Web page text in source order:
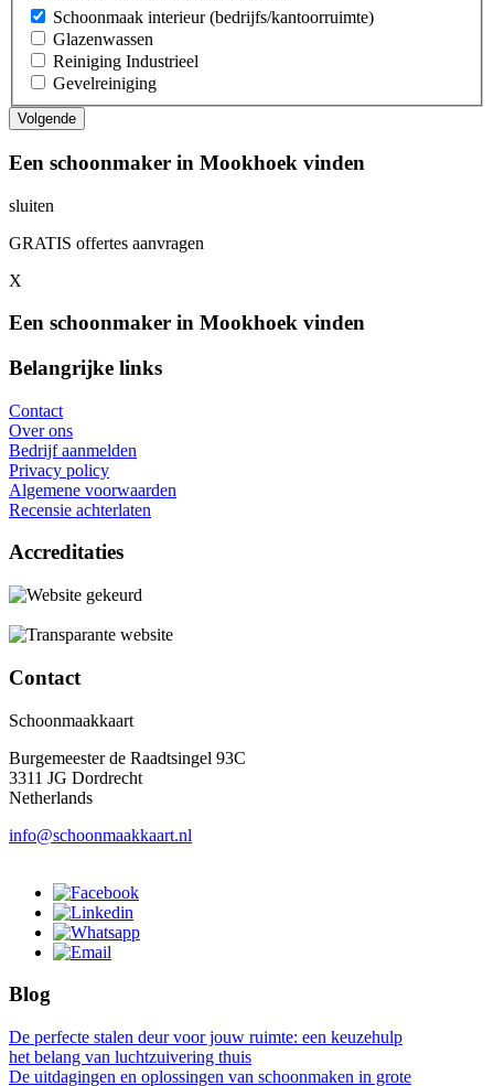
Schoonmaak interieur (bedrijfs/kantoorruimte)
Glazenwassen
Reiniging Industrieel
Gevelreiniging
Een schoonmaker in Mookhoek vinden
sluiten
GRATIS offertes aanvragen
X
Een schoonmaker in Mookhoek vinden
Belangrijke links
Contact
Over ons
Bedrijf aanmelden
Privacy policy
Algemene voorwaarden
Recensie achterlaten
Accreditaties
Contact
Schoonmaakkaart
Burgemeester de Raadtsingel 93C
3311 JG Dordrecht
Netherlands
info@schoonmaakkaart.nl
Blog
De perfecte stalen deur voor jouw ruimte: een keuzehulp
het belang van luchtzuivering thuis
De uitdagingen en oplossingen van schoonmaken in grote